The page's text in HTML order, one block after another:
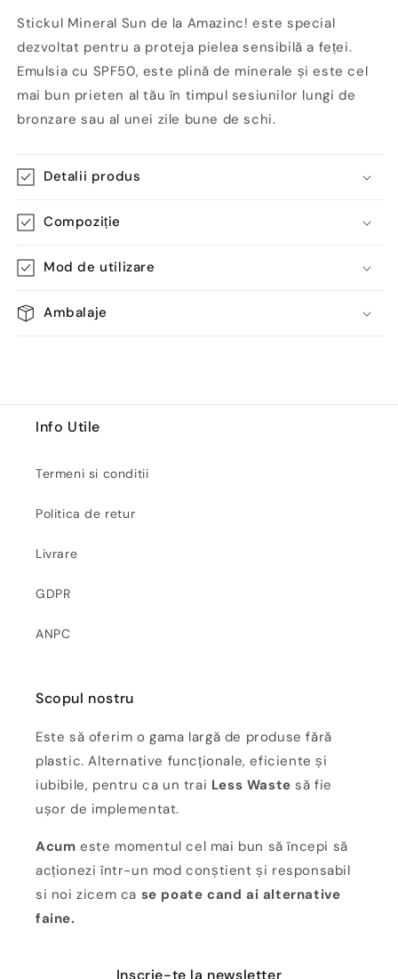
Stickul Mineral Sun de la Amazinc! este special
dezvoltat pentru a proteja pielea sensibilă a feței.
Emulsia cu SPF50, este plină de minerale și este cel
mai bun prieten al tău în timpul sesiunilor lungi de
bronzare sau al unei zile bune de schi.
Detalii produs
Compoziție
Mod de utilizare
Ambalaje
Info Utile
Termeni si conditii
Politica de retur
Livrare
GDPR
ANPC
Scopul nostru
Este să oferim o gama largă de produse fără
plastic. Alternative funcționale, eficiente și
iubibile, pentru ca un trai Less Waste să fie
ușor de implementat.
Acum este momentul cel mai bun să începi să
acționezi într-un mod conștient și responsabil
si noi zicem ca se poate cand ai alternative
faine.